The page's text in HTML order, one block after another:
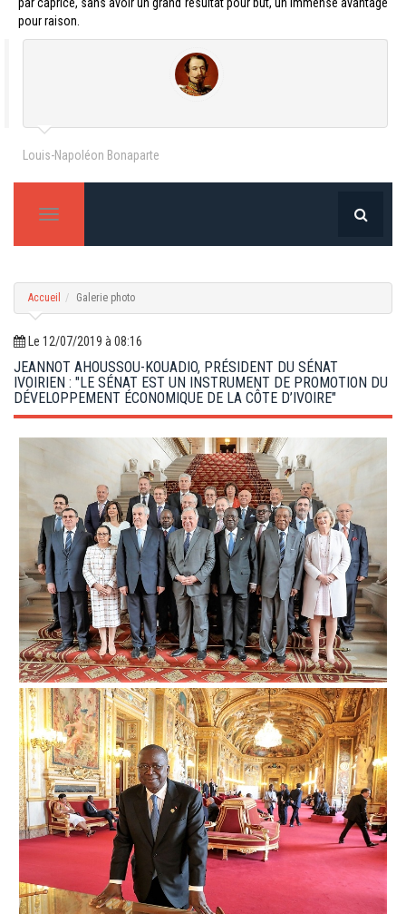
pour raison.
Louis-Napoléon Bonaparte
T
g
e
n
a
i
g
a
t
i
o
Accueil Galerie photo
Le 12/07/2019 à 08:16
JEANNOT AHOUSSOU-KOUADIO, PRÉSIDENT DU SÉNAT
IVOIRIEN : "LE SÉNAT EST UN INSTRUMENT DE PROMOTION DU
DÉVELOPPEMENT ÉCONOMIQUE DE LA CÔTE D’IVOIRE"